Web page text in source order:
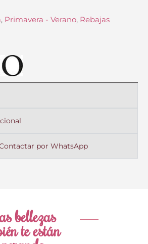
, Primavera - Verano, Rebajas
por WhatsApp
bellezas
te están